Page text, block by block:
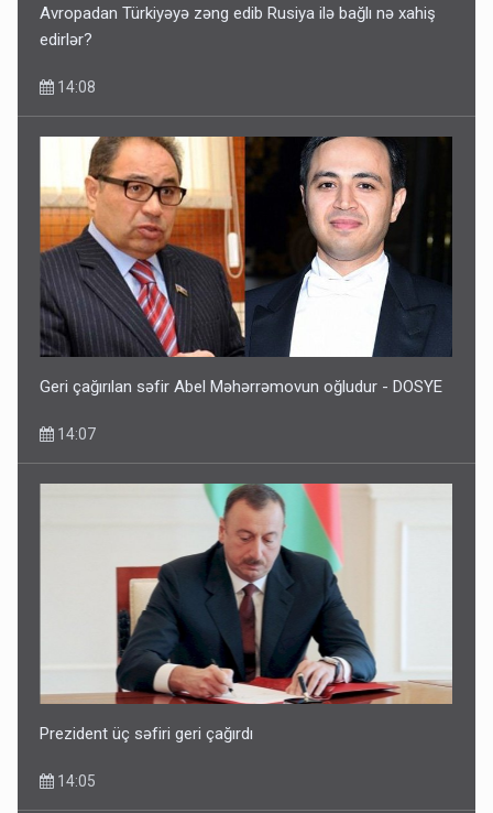
Avropadan Türkiyəyə zəng edib Rusiya ilə bağlı nə xahiş
edirlər?
14:08
Geri çağırılan səfir Abel Məhərrəmovun oğludur - DOSYE
14:07
Prezident üç səfiri geri çağırdı
14:05